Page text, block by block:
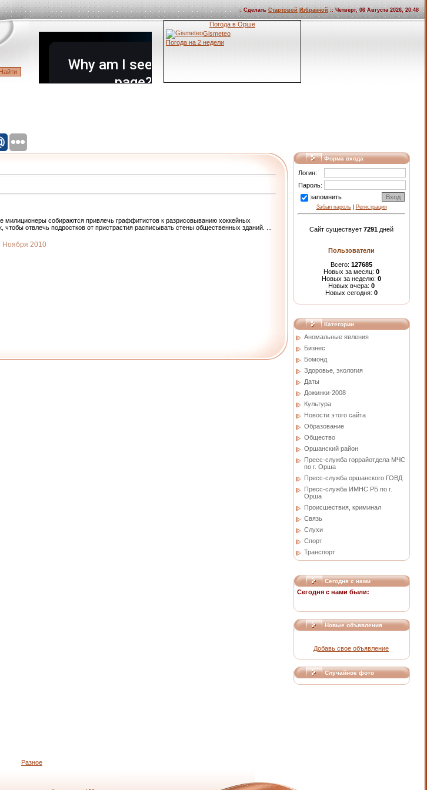
:: СделатьСтартовой Избранной :: Четверг, 06 Августа 2026, 20:48
Погода в Орше
Gismeteo
Погода на 2 недели
милиционеры собираются привлечь граффитистов к разрисовыванию хоккейных
чтобы отвлечь подростков от пристрастия расписывать стены общественных зданий.
Ноября 2010
Форма входа
Логин:
Пароль:
запомнить
Забыл пароль| Регистрация
Сайт существует 7291 дней
Пользователи
Всего: 127685
Новых за месяц: 0
Новых за неделю: 0
Новых вчера: 0
Новых сегодня: 0
Категории
Аномальные явления
Бизнес
Бомонд
Здоровье, экология
Даты
Дожинки-2008
Культура
Новости этого сайта
Образование
Общество
Оршанский район
Пресс-служба горрайотдела МЧС
по г. Орша
Пресс-служба оршанского ГОВД
Пресс-служба ИМНС РБ по г.
Орша
Проиcшествия, криминал
Связь
Слухи
Спорт
Транспорт
Сегодня с нами
Сегодня с нами были:
Новые объявления
Добавь свое объявление
Случайное фото
Разное